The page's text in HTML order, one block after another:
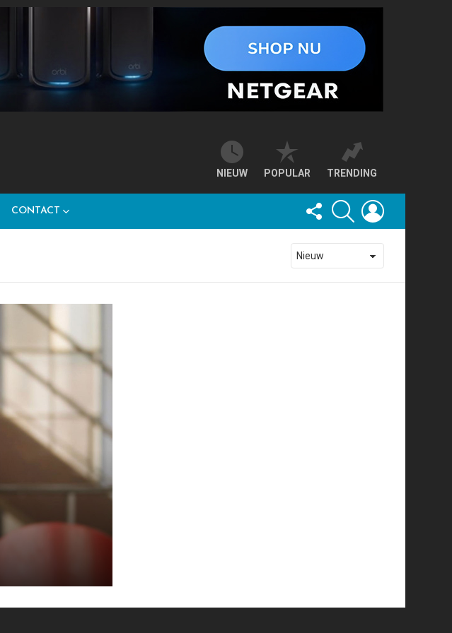
NIEUW POPULAR TRENDING
CONTACT
FOLLOW
US
SEARCH